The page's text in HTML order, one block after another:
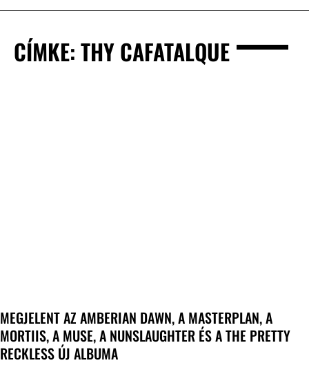
CÍMKE: THY CAFATALQUE
MEGJELENT AZ AMBERIAN DAWN, A MASTERPLAN, A
MORTIIS, A MUSE, A NUNSLAUGHTER ÉS A THE PRETTY
RECKLESS ÚJ ALBUMA